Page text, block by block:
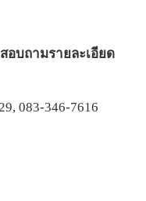
อบถามรายละเอียด
, 083-346-7616